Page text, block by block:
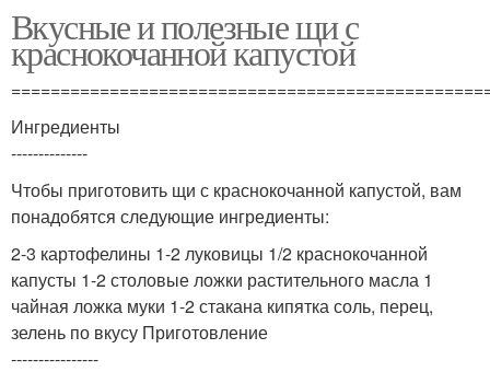
Вкусные и полезные щи с
краснокочанной капустой
Ингредиенты
--------------
Чтобы приготовить щи с краснокочанной капустой, вам
понадобятся следующие ингредиенты:
2-3 картофелины 1-2 луковицы 1/2 краснокочанной
капусты 1-2 столовые ложки растительного масла 1
чайная ложка муки 1-2 стакана кипятка соль, перец,
зелень по вкусу Приготовление
----------------